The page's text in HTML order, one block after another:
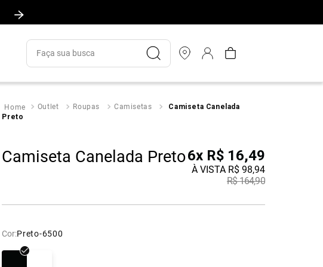
Faça sua busca
Outlet Roupas Camisetas
Camiseta Canelada
Preto
Camiseta Canelada Preto6x R$ 16,49
À VISTA R$ 98,94
R$164,90
Cor:Preto-6500